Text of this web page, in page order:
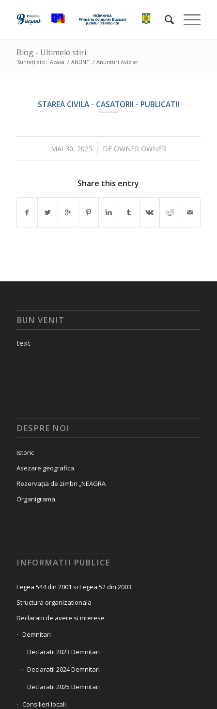
Blog - Ultimele știri
Sunteți aici: Acasa / ANUNT / Anunturi Avizier
STAREA CIVILA - CASATORII - PUBLICATII
MAI 30, 2025
/ DE OWNER OWNER
Share this entry
BUN VENIT
text
DESPRE NOI
Istoric
Asezare geografica
Rezervația de zimbri „NEAGRA
Organigrama
INFORMATII PUBLICE
Legea 544 din 2001 si Legea 52 din 2003
Structura organizationala
Declaratii de avere si interese
Demnitari
Declaratii 2023 Demnitari
Declaratii 2024 Demnitari
Declaratii 2025 Demnitari
Consilieri locali